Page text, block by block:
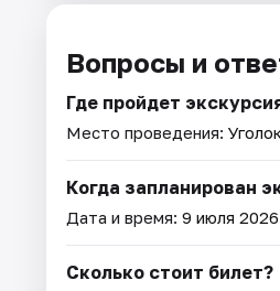
Вопросы и
Где пройдет
Место проведения:
Когда запланирован
Дата и время: 9 июля 2026
Сколько стоит билет?